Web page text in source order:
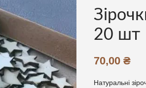
20 шт
70,00 ₴
Натуральні